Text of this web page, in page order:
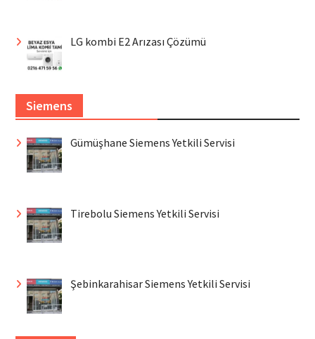
LG kombi E2 Arızası Çözümü
Siemens
Gümüşhane Siemens Yetkili Servisi
Tirebolu Siemens Yetkili Servisi
Şebinkarahisar Siemens Yetkili Servisi